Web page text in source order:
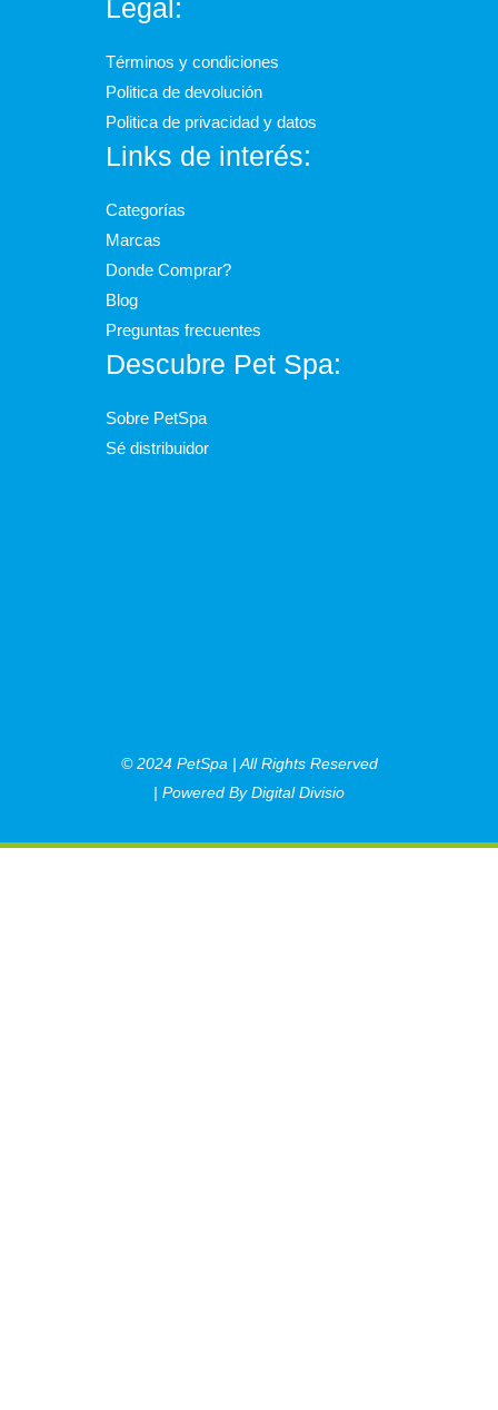
Legal:
Términos y condiciones
Politica de devolución
Politica de privacidad y datos
Links de interés:
Categorías
Marcas
Donde Comprar?
Blog
Preguntas frecuentes
Descubre Pet Spa:
Sobre PetSpa
Sé distribuidor
© 2024 PetSpa | All Rights Reserved
| Powered By Digital Divisio